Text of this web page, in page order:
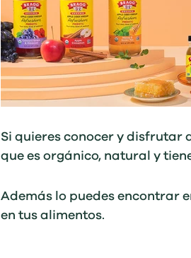
Si quieres conocer y disfrutar
que es orgánico, natural y
Además lo puedes encontrar
en tus alimentos.